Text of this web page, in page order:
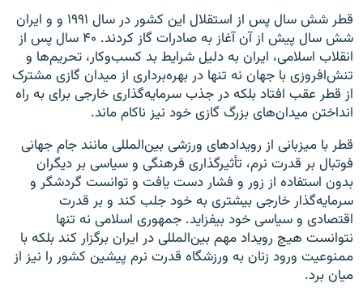
قطر شش سال پس از استقلال این کشور در سال ۱۹۹۱ و و ایران
شش سال پیش از آن آغاز به صادرات گاز کردند. ۴۰ سال پس از
انقلاب اسلامی، ایران به دلیل شرایط بد کسب‌وکار، تحریم‌ها و
تنش‌افروزی با جهان نه تنها در بهره‌برداری از میدان گازی مشترک
از قطر عقب افتاد بلکه در جذب سرمایه‌گذاری خارجی برای به راه
انداختن میدان‌های بزرگ گازی خود نیز ناکام ماند.
قطر با میزبانی از رویدادهای ورزشی بین‌المللی مانند جام جهانی
فوتبال بر قدرت نرم، تأثیرگذاری فرهنگی و سیاسی بر دیگران
بدون استفاده از زور و فشار دست یافت و توانست گردشگر و
سرمایه‌گذار ‌خارجی بیشتری به خود جلب کند و بر قدرت
اقتصادی و سیاسی خود بیفزاید. جمهوری اسلامی نه تنها
نتوانست هیچ رویداد مهم بین‌المللی در ایران برگزار کند بلکه با
ممنوعیت ورود زنان به ورزشگاه قدرت نرم پیشین کشور را نیز از
میان برد.